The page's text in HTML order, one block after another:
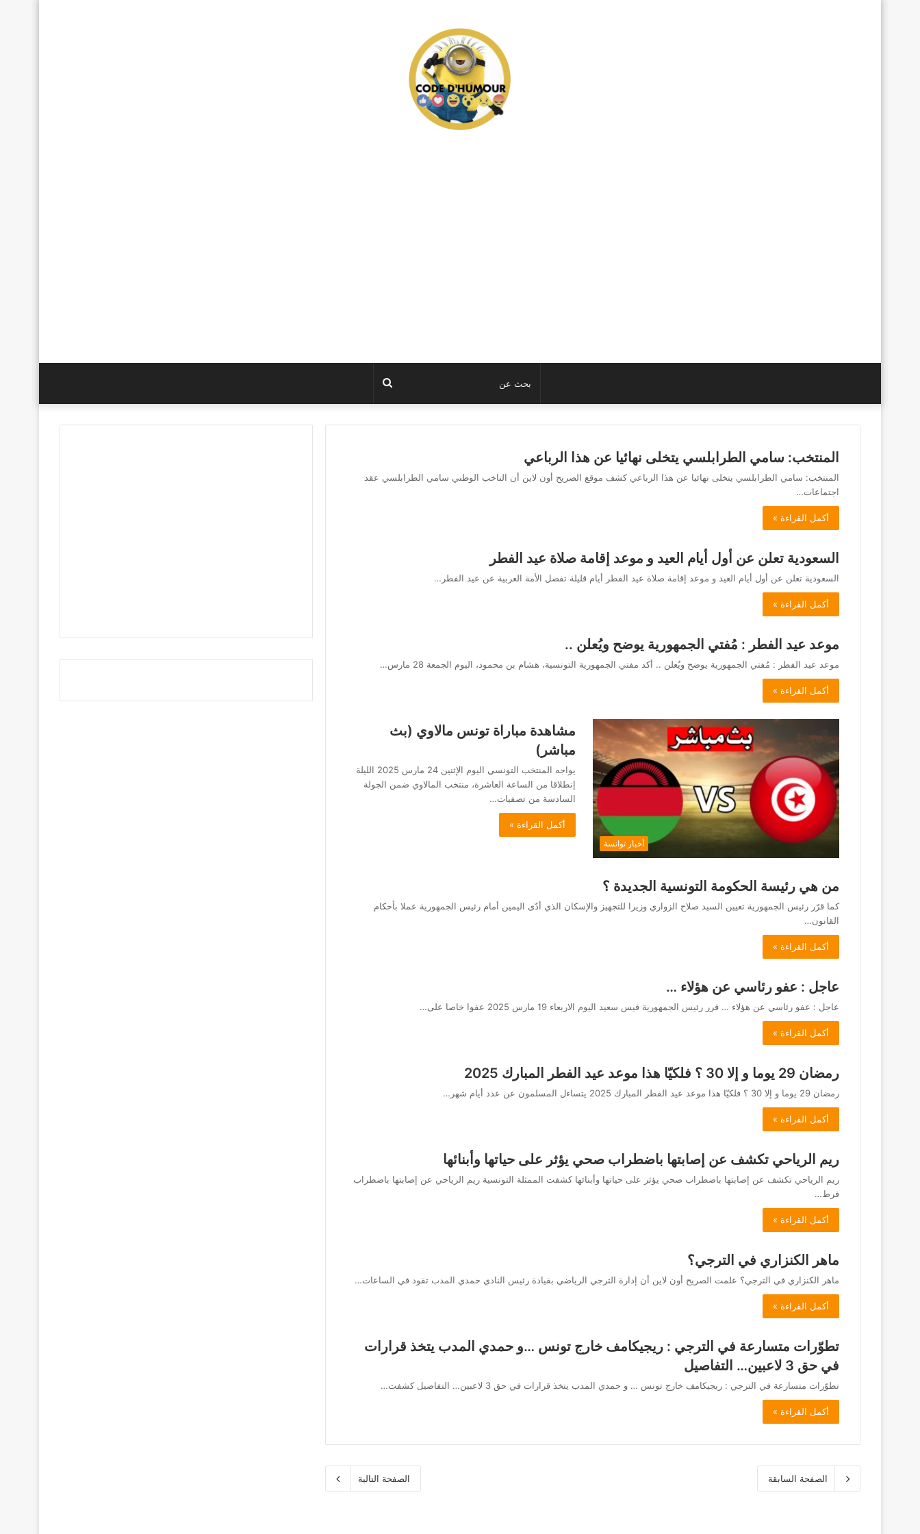
بحث
عن
المنتخب: سامي الطرابلسي يتخلى نهائيا عن هذا الرباعي
المنتخب: سامي الطرابلسي يتخلى نهائيا عن هذا الرباعي كشف موقع الصريح أون لاين أن الناخب الوطني سامي الطرابلسي عقد
اجتماعات…
أكمل القراءة »
السعودية تعلن عن أول أيام العيد و موعد إقامة صلاة عيد الفطر
السعودية تعلن عن أول أيام العيد و موعد إقامة صلاة عيد الفطر أيام قليلة تفصل الأمة العربية عن عيد الفطر…
أكمل القراءة »
موعد عيد الفطر : مُفتي الجمهورية يوضح ويُعلن ..
موعد عيد الفطر : مُفتي الجمهورية يوضح ويُعلن .. أكد مفتي الجمهورية التونسية، هشام بن محمود، اليوم الجمعة 28 مارس…
أكمل القراءة »
أخبار توانسة
مشاهدة مباراة تونس مالاوي (بث
مباشر)
يواجه المنتخب التونسي اليوم الإثنين 24 مارس 2025 الليلة
إنطلاقا من الساعة العاشرة، منتخب المالاوي ضمن الجولة
السادسة من تصفيات…
أكمل القراءة »
من هي رئيسة الحكومة التونسية الجديدة ؟
كما قرّر رئيس الجمهورية تعيين السيد صلاح الزواري وزيرا للتجهيز والإسكان الذي أدّى اليمين أمام رئيس الجمهورية عملا بأحكام
القانون…
أكمل القراءة »
عاجل : عفو رئاسي عن هؤلاء …
عاجل : عفو رئاسي عن هؤلاء … قرر رئيس الجمهورية قيس سعيد اليوم الاربعاء 19 مارس 2025 عفوا خاصا على…
أكمل القراءة »
رمضان 29 يوما و إلا 30 ؟ فلكيّا هذا موعد عيد الفطر المبارك 2025
رمضان 29 يوما و إلا 30 ؟ فلكيّا هذا موعد عيد الفطر المبارك 2025 يتساءل المسلمون عن عدد أيام شهر…
أكمل القراءة »
ريم الرياحي تكشف عن إصابتها باضطراب صحي يؤثر على حياتها وأبنائها
ريم الرياحي تكشف عن إصابتها باضطراب صحي يؤثر على حياتها وأبنائها كشفت الممثلة التونسية ريم الرياحي عن إصابتها باضطراب
فرط…
أكمل القراءة »
ماهر الكنزاري في الترجي؟
ماهر الكنزاري في الترجي؟ علمت الصريح أون لاين أن إدارة الترجي الرياضي بقيادة رئيس النادي حمدي المدب تقود في الساعات…
أكمل القراءة »
تطوّرات متسارعة في الترجي : ريجيكامف خارج تونس …و حمدي المدب يتخذ قرارات
في حق 3 لاعبين… التفاصيل
تطوّرات متسارعة في الترجي : ريجيكامف خارج تونس … و حمدي المدب يتخذ قرارات في حق 3 لاعبين… التفاصيل كشفت…
أكمل القراءة »
الصفحة السابقة الصفحة التالية